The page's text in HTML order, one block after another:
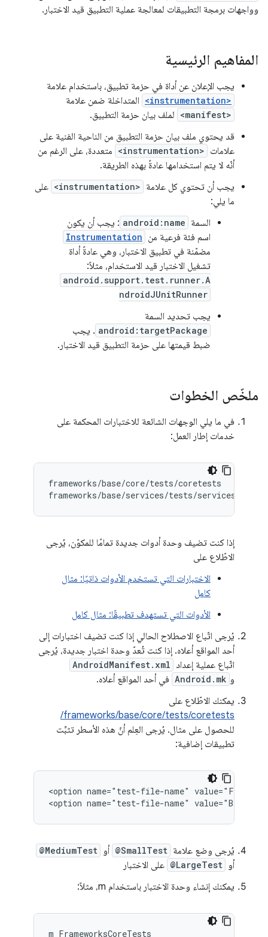
وواجهات برمجة التطبيقات لمعالجة عملية التطبيق قيد الاختبار.
المفاهيم الرئيسية
يجب الإعلان عن أداة في حزمة تطبيق، باستخدام علامة
<instrumentation> المتداخلة ضمن علامة
<manifest> لملف بيان حزمة التطبيق.
قد يحتوي ملف بيان حزمة التطبيق من الناحية الفنية على
علامات <instrumentation> متعددة، على الرغم من
أنّه لا يتم استخدامها عادةً بهذه الطريقة.
يجب أن تحتوي كل علامة <instrumentation> على
ما يلي:
السمة android:name : يجب أن يكون
اسم فئة فرعية من Instrumentation
مضمّنة في تطبيق الاختبار، وهي عادةً أداة
تشغيل الاختبار قيد الاستخدام، مثلاً:
android.support.test.runner.A
ndroidJUnitRunner
يجب تحديد السمة
android:targetPackage . يجب
ضبط قيمتها على حزمة التطبيق قيد الاختبار.
ملخّص الخطوات
في ما يلي الوجهات الشائعة للاختبارات المحكمة على
خدمات إطار العمل:
frameworks/base/core/tests/coretests
إذا كنت تضيف وحدة أدوات جديدة تمامًا للمكوّن، يُرجى
الاطّلاع على
الاختبارات التي تستخدم الأدوات ذاتيًا: مثال
كامل
الأدوات التي تستهدف تطبيقًا: مثال كامل
يُرجى اتّباع الاصطلاح الحالي إذا كنت تضيف اختبارات إلى
أحد المواقع أعلاه. إذا كنت تُعدّ وحدة اختبار جديدة، يُرجى
اتّباع عملية إعداد AndroidManifest.xml
و Android.mk في أحد المواقع أعلاه.
يمكنك الاطّلاع على
frameworks/base/core/tests/coretests/
للحصول على مثال. يُرجى العِلم أنّ هذه الأسطر تثبِّت
تطبيقات إضافية:
<option name="test-file-name"
يُرجى وضع علامة @SmallTest أو @MediumTest
أو @LargeTest على الاختبار
يمكنك إنشاء وحدة الاختبار باستخدام m، مثلاً: